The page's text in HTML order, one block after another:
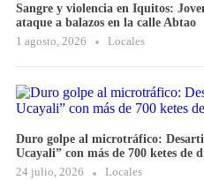
Sangre y violencia en Iquitos:
ataque a balazos en la calle Abtao
1 agosto, 2026
Locales
Duro golpe al microtráfico:
Ucayali” con más de 700 ketes de
24 julio, 2026
Locales